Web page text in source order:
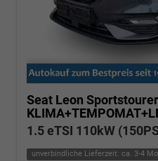
Seat Leon Sportstourer
1.5 eTSI 110kW
unverbindliche Lieferzeit: ca. 3-4